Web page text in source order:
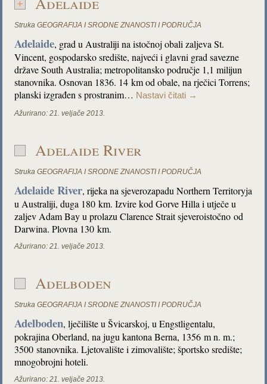
Struka GEOGRAFIJA I SRODNE ZNANOSTI I PODRUČJA
Adelaide, grad u Australiji na istočnoj obali zaljeva St.
Vincent, gospodarsko središte, najveći i glavni grad savezne
države South Australia; metropolitansko područje 1,1 milijun
stanovnika. Osnovan 1836. 14 km od obale, na rječici Torrens;
planski izgrađen s prostranim… Nastavi čitati →
Ažurirano: 21. veljače 2013.
Adelaide River
Struka GEOGRAFIJA I SRODNE ZNANOSTI I PODRUČJA
Adelaide River, rijeka na sjeverozapadu Northern Territoryja
u Australiji, duga 180 km. Izvire kod Gorve Hilla i utječe u
zaljev Adam Bay u prolazu Clarence Strait sjeveroistočno od
Darwina. Plovna 130 km.
Ažurirano: 21. veljače 2013.
Adelboden
Struka GEOGRAFIJA I SRODNE ZNANOSTI I PODRUČJA
Adelboden, lječilište u Švicarskoj, u Engstligentalu,
pokrajina Oberland, na jugu kantona Berna, 1356 m n. m.;
3500 stanovnika. Ljetovalište i zimovalište; športsko središte;
mnogobrojni hoteli.
Ažurirano: 21. veljače 2013.